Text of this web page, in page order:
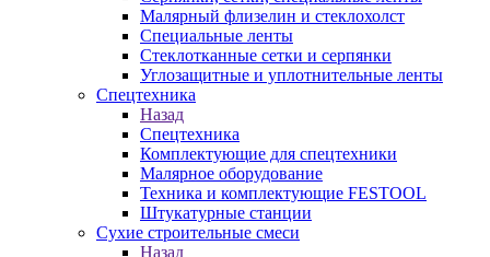
Малярный флизелин и стеклохолст
Специальные ленты
Стеклотканные сетки и серпянки
Углозащитные и уплотнительные ленты
Спецтехника
Назад
Спецтехника
Комплектующие для спецтехники
Малярное оборудование
Техника и комплектующие FESTOOL
Штукатурные станции
Сухие строительные смеси
Назад